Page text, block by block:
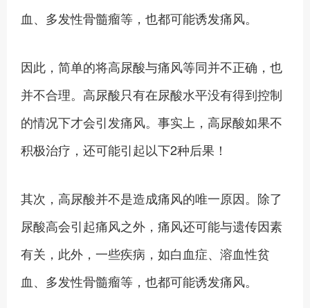
血、多发性骨髓瘤等，也都可能诱发痛风。
因此，简单的将高尿酸与痛风等同并不正确，也
并不合理。高尿酸只有在尿酸水平没有得到控制
的情况下才会引发痛风。事实上，高尿酸如果不
积极治疗，还可能引起以下2种后果！
其次，高尿酸并不是造成痛风的唯一原因。除了
尿酸高会引起痛风之外，痛风还可能与遗传因素
有关，此外，一些疾病，如白血症、溶血性贫
血、多发性骨髓瘤等，也都可能诱发痛风。